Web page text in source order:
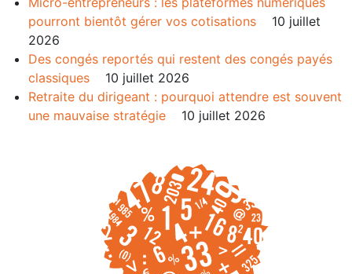
pourront bientôt gérer vos cotisations
10 juillet
2026
Des congés reportés qui restent des congés payés
classiques
10 juillet 2026
Retraite du dirigeant : pourquoi attendre est souvent
une mauvaise stratégie
10 juillet 2026